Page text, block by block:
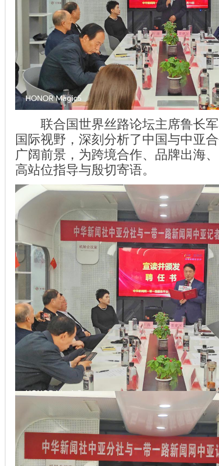
联合国世界丝路论坛主席鲁长军
国际视野，深刻分析了中国与中亚
广阔前景，为跨境合作、品牌出海
高站位指导与殷切寄语。